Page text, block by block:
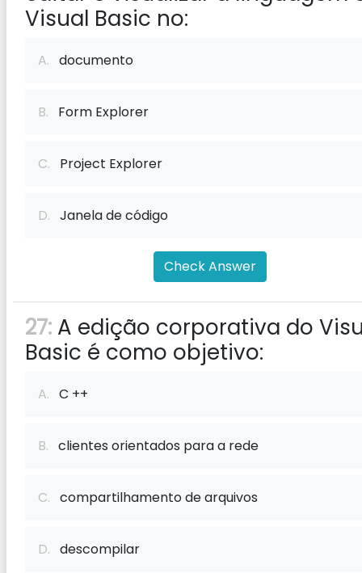
Visual Basic no:
A. documento
B. Form Explorer
C. Project Explorer
D. Janela de código
Check Answer
27: A edição corporativa do
Basic é como objetivo:
A. C ++
B. clientes orientados para a rede
C. compartilhamento de arquivos
D. descompilar